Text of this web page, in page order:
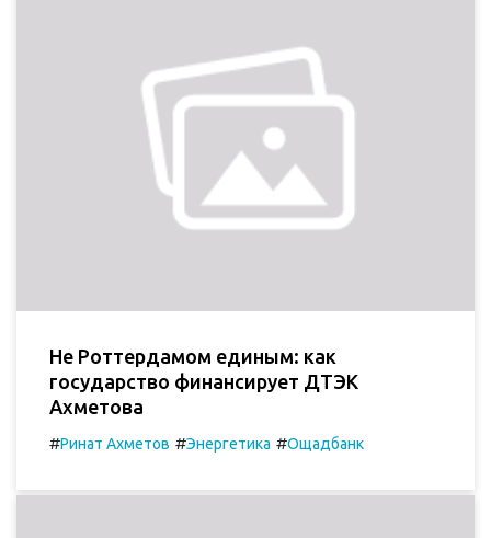
Не Роттердамом единым: как
государство финансирует ДТЭК
Ахметова
#Ринат Ахметов #Энергетика #Ощадбанк